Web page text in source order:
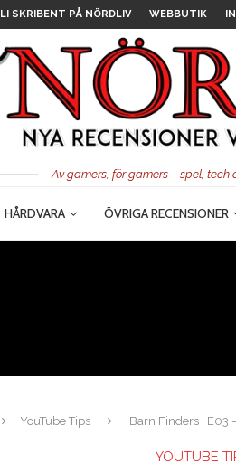
SKRIBENT PÅ NÖRDLIV WEBBUTIK
Av gamers, för gamers – spel, tech
HÅRDVARA ÖVRIGA RECENSIONER
YouTube Tips Barn Finders | E03
YOUTUBE